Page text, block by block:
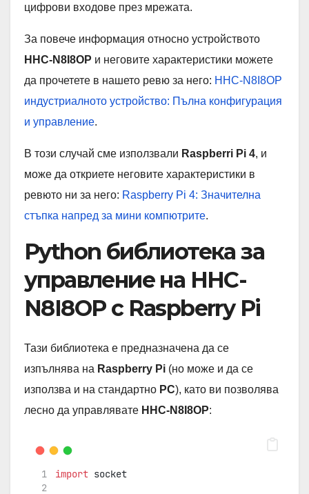
цифрови входове през мрежата.
За повече информация относно устройството
HHC-N8I8OP и неговите характеристики можете
да прочетете в нашето ревю за него: HHC-N8I8OP
индустриалното устройство: Пълна конфигурация
и управление.
В този случай сме използвали Raspberri Pi 4, и
може да откриете неговите характеристики в
ревюто ни за него: Raspberry Pi 4: Значителна
стъпка напред за мини компютрите.
Python библиотека за
управление на HHC-
N8I8OP с Raspberry Pi
Тази библиотека е предназначена да се
изпълнява на Raspberry Pi (но може и да се
използва и на стандартно PC), като ви позволява
лесно да управлявате HHC-N8I8OP:
import socket